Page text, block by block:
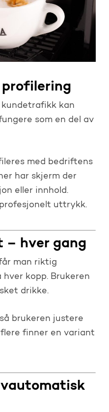
kundetrafikk kan
som en del av
med bedriftens
har skjerm der
eller innhold.
uttrykk.
– hver gang
man riktig
kopp. Brukeren
drikke.
brukeren justere
finner en variant